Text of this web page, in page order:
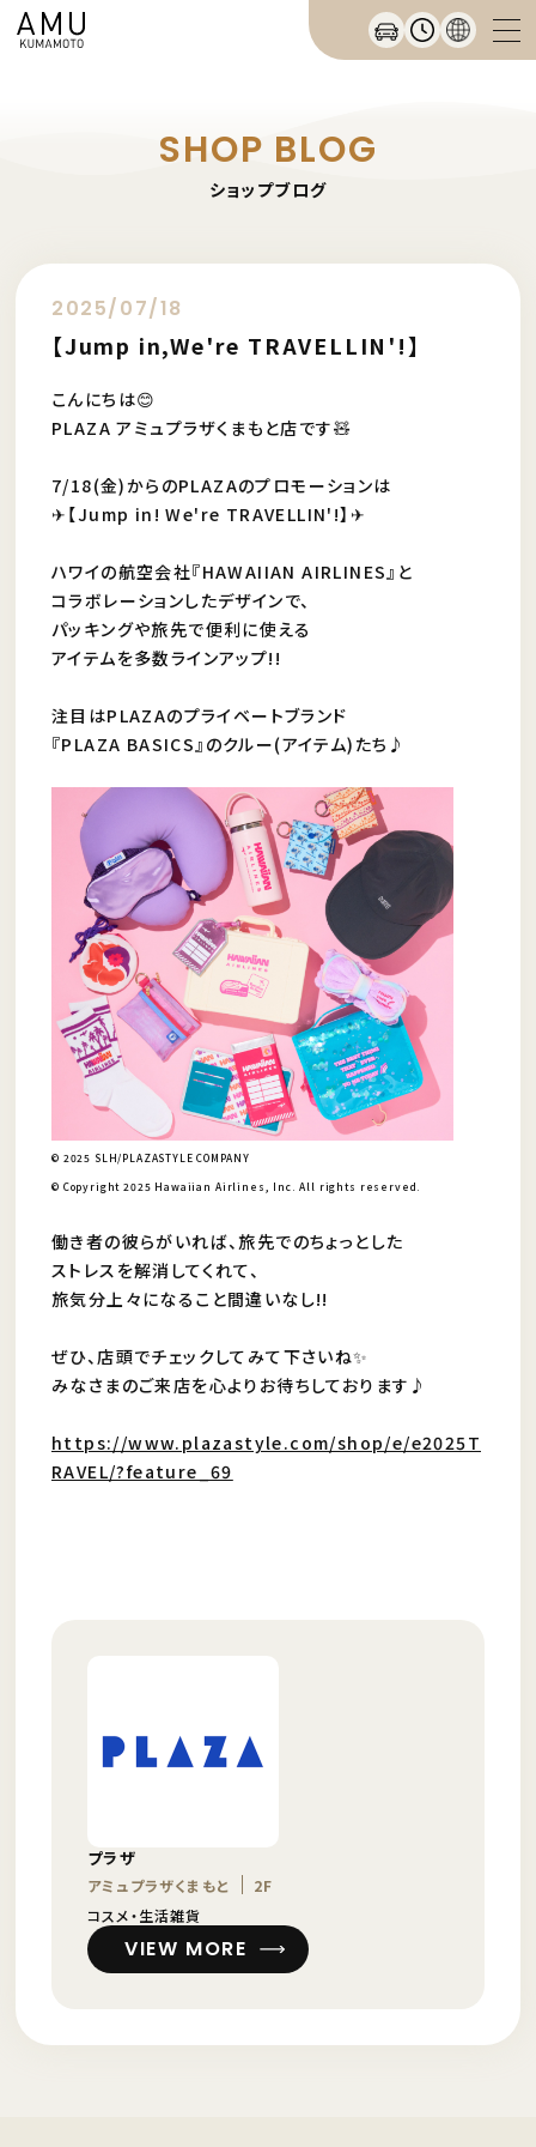
SHOP BLOG
ショップブログ
2025/07/18
【Jump in,We're TRAVELLIN'!】
こんにちは😊
PLAZA アミュプラザくまもと店です🧸
7/18(金)からのPLAZAのプロモーションは
✈【Jump in! We're TRAVELLIN'!】✈
ハワイの航空会社『HAWAIIAN AIRLINES』と
コラボレーションしたデザインで、
パッキングや旅先で便利に使える
アイテムを多数ラインアップ!!
注目はPLAZAのプライベートブランド
『PLAZA BASICS』のクルー(アイテム)たち♪
© 2025 SLH/PLAZASTYLE COMPANY
© Copyright 2025 Hawaiian Airlines, Inc. All rights reserved.
働き者の彼らがいれば、旅先でのちょっとした
ストレスを解消してくれて、
旅気分上々になること間違いなし!!
ぜひ、店頭でチェックしてみて下さいね✨
みなさまのご来店を心よりお待ちしております♪
https://www.plazastyle.com/shop/e/e2025T
RAVEL/?feature_69
プラザ
アミュプラザくまもと
2F
コスメ・生活雑貨
VIEW MORE